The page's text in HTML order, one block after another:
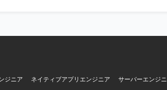
ジニア ネイティブアプリエンジニア
サーバーエンジ